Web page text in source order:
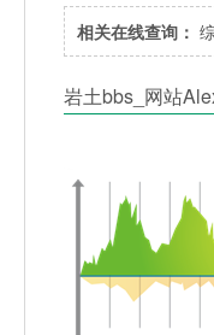
相关在线查询：
岩土bbs_网站